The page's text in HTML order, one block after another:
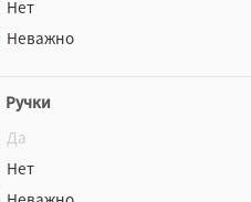
Нет
Неважно
Ручки
Да
Нет